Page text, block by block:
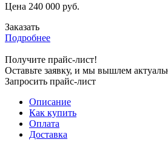
Цена 240 000 руб.
Заказать
Подробнее
Получите прайс-лист!
Оставьте заявку, и мы вышлем
Запросить прайс-лист
Описание
Как купить
Оплата
Доставка